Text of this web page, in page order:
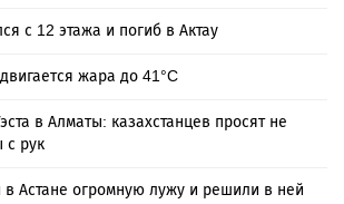
с 12 этажа и погиб в Актау
жара до 41°C
в Алматы: казахстанцев просят не
с рук
Астане огромную лужу и решили в ней